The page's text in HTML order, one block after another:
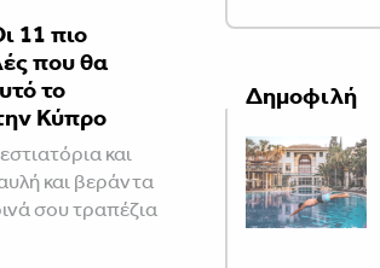
11 πιο
που θα
το
Κύπρο
και
και βεράντα
σου τραπέζια
Δημοφιλή